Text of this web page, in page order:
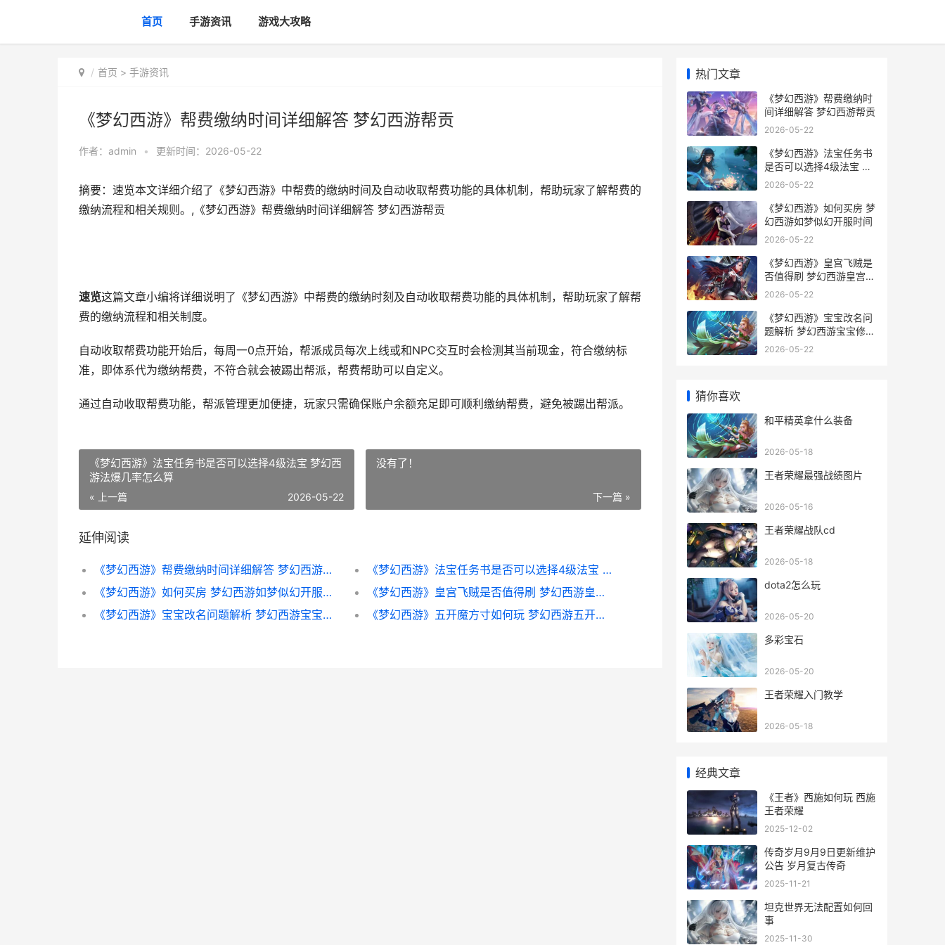
首页 手游资讯 游戏大攻略
首页 > 手游资讯
《梦幻西游》帮费缴纳时间详细解答 梦幻西游帮贡
作者： admin • 更新时间：2026-05-22
摘要：速览本文详细介绍了《梦幻西游》中帮费的缴纳时间及自动收取帮费功能的具体机制，帮助玩家了解帮费的
缴纳流程和相关规则。,《梦幻西游》帮费缴纳时间详细解答 梦幻西游帮贡
速览这篇文章小编将详细说明了《梦幻西游》中帮费的缴纳时刻及自动收取帮费功能的具体机制，帮助玩家了解帮
费的缴纳流程和相关制度。
自动收取帮费功能开始后，每周一0点开始，帮派成员每次上线或和NPC交互时会检测其当前现金，符合缴纳标
准，即体系代为缴纳帮费，不符合就会被踢出帮派，帮费帮助可以自定义。
通过自动收取帮费功能，帮派管理更加便捷，玩家只需确保账户余额充足即可顺利缴纳帮费，避免被踢出帮派。
《梦幻西游》法宝任务书是否可以选择4级法宝 梦幻西
游法爆几率怎么算
« 上一篇 2026-05-22
没有了！
下一篇 »
延伸阅读
《梦幻西游》帮费缴纳时间详细解答 梦幻西游帮贡
《梦幻西游》法宝任务书是否可以选择4级法宝 梦幻西游法爆几率怎么算
《梦幻西游》如何买房 梦幻西游如梦似幻开服时间
《梦幻西游》皇宫飞贼是否值得刷 梦幻西游皇宫飞贼奖励丰厚么
《梦幻西游》宝宝改名问题解析 梦幻西游宝宝修0到10要多少修炼果
《梦幻西游》五开魔方寸如何玩 梦幻西游五开电脑配置
热门文章
《梦幻西游》帮费缴纳时
间详细解答 梦幻西游帮贡
2026-05-22
《梦幻西游》法宝任务书
是否可以选择4级法宝 梦
幻西游法爆几率怎么算
2026-05-22
《梦幻西游》如何买房 梦
幻西游如梦似幻开服时间
2026-05-22
《梦幻西游》皇宫飞贼是
否值得刷 梦幻西游皇宫飞
贼奖励丰厚么
2026-05-22
《梦幻西游》宝宝改名问
题解析 梦幻西游宝宝修0
到10要多少修炼果
2026-05-22
猜你喜欢
和平精英拿什么装备
2026-05-18
王者荣耀最强战绩图片
2026-05-16
王者荣耀战队cd
2026-05-18
dota2怎么玩
2026-05-20
多彩宝石
2026-05-20
王者荣耀入门教学
2026-05-18
经典文章
《王者》西施如何玩 西施
王者荣耀
2025-12-02
传奇岁月9月9日更新维护
公告 岁月复古传奇
2025-11-21
坦克世界无法配置如何回
事
2025-11-30